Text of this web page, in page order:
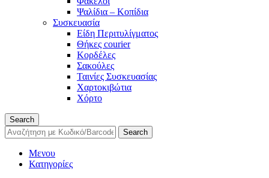
Ψαλίδια – Κοπίδια
Συσκευασία
Είδη Περιτυλίγματος
Θήκες courier
Κορδέλες
Σακούλες
Ταινίες Συσκευασίας
Χαρτοκιβώτια
Χόρτο
Search
Search
Μενου
Κατηγορίες